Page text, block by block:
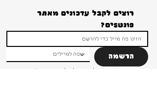
פונטSים?
הרשמה